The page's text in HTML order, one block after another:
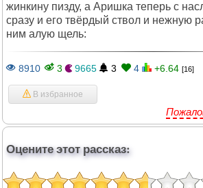
жинкину пизду, а Аришка теперь с
сразу и его твёрдый ствол и нежную
ним алую щель:
8910 3 9665 3 4 +6.64 [16]
В избранное
Оцените этот рассказ: